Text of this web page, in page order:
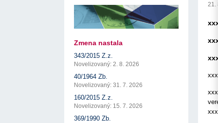
ÚVO automatizuje zápis do Zoznamu
hospodárskych subjektov
17. 7. 2026
Úrad pre verejné obstarávanie
17. 7. 2026
Zelené obstarávanie naráža na bariéry aj obavy
8. 7. 2026
prezentáciu kultúr...
22. 1. 2026
Otvorenie výzvy na
Tretia výzva v Interreg
21.
Zmena nastala
343/2015 Z.z.
Novelizovaný: 2. 8. 2026
40/1964 Zb.
Novelizovaný: 31. 7. 2026
160/2015 Z.z.
Novelizovaný: 15. 7. 2026
369/1990 Zb.